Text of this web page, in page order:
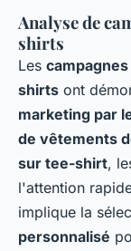
Analyse de
shirts
Les
shirts ont
marketing par
de vêtements
sur tee-shirt,
l'attention
implique la
personnalisé